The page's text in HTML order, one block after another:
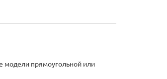
модели прямоугольной или